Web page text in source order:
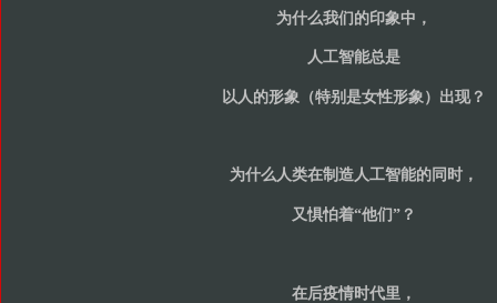
为什么我们的印象中，
人工智能总是
以人的形象（特别是女性形象）出现？
为什么人类在制造人工智能的同时，
又惧怕着“他们”？
在后疫情时代里，